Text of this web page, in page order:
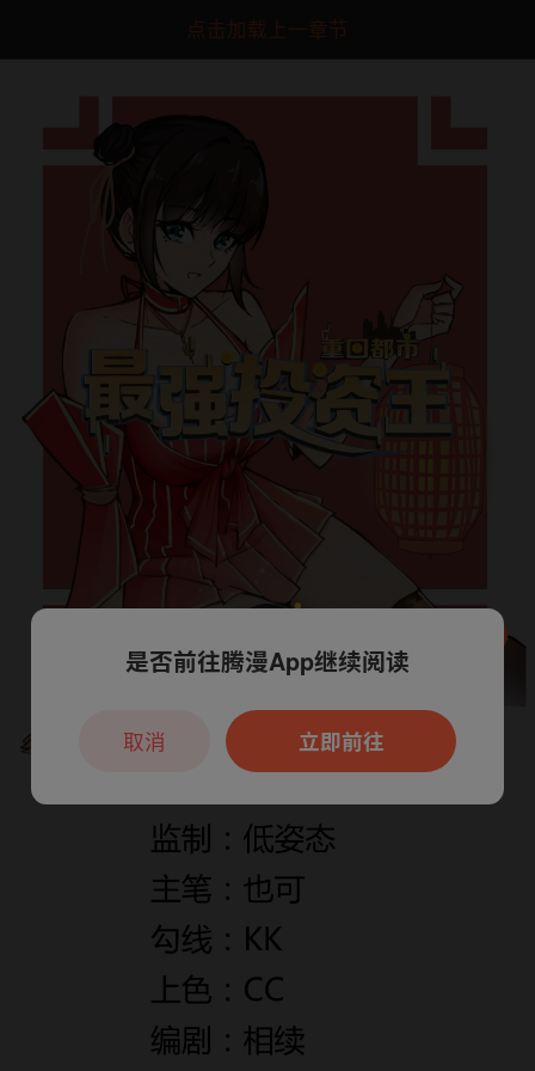
点击加载上一章节
本章节仅支持App阅读，可打开App新用
户7天免费看
是否前往腾漫App继续阅读
立即前往
取消